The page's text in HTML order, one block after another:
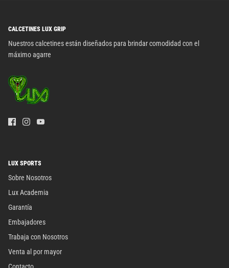
CALCETINES LUX GRIP
Nuestros calcetines están diseñados para brindar comodidad con el
máximo agarre
LUX SPORTS
Sobre Nosotros
Lux Academia
Garantía
Embajadores
Trabaja con Nosotros
Venta al por mayor
Contacto